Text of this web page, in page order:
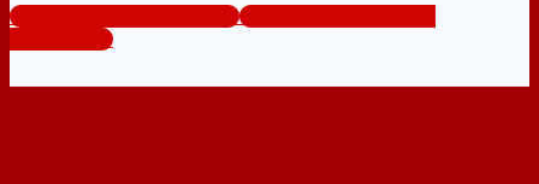
www.cuanhuaphongngu.com
Tổng đài tư vấn miễn phí:
0824.400.400